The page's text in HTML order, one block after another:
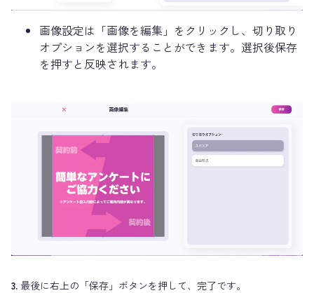
画像設定は「画像を編集」をクリックし、切り取り
オプションを選択することができます。選択後保存
を押すと反映されます。
3. 最後に右上の「保存」ボタンを押して、完了です。